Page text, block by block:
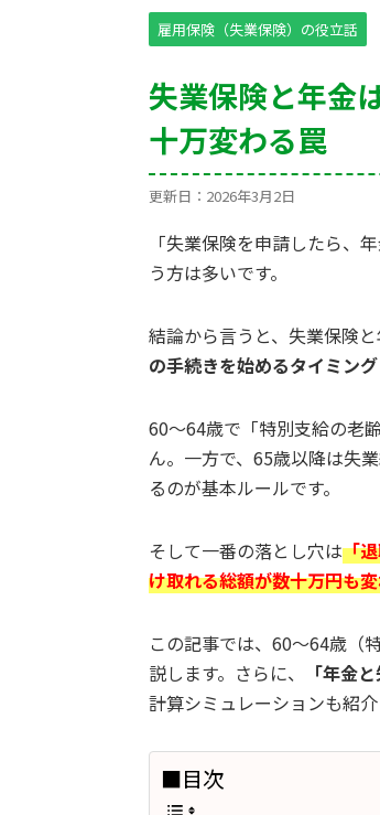
雇用保険（失業保険）の役立話
失業保険と年金
十万変わる罠
更新日： 2026年3月2日
「失業保険を申請したら、
う方は多いです。
結論から言うと、失業保険
の手続きを始めるタイミング
60〜64歳で「特別支給の老
ん。一方で、65歳以降は失
るのが基本ルールです。
そして一番の落とし穴は「
け取れる総額が数十万円も
この記事では、60〜64歳（
説します。さらに、
「年金
計算シミュレーションも紹介
■目次